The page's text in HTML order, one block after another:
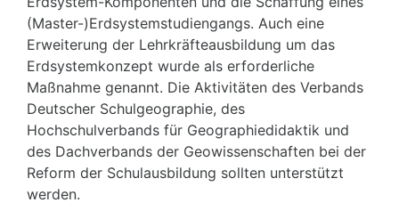
(Master-)Erdsystemstudiengangs. Auch eine
Erweiterung der Lehrkräfteausbildung um das
Erdsystemkonzept wurde als erforderliche
Maßnahme genannt. Die Aktivitäten des Verbands
Deutscher Schulgeographie, des
Hochschulverbands für Geographiedidaktik und
des Dachverbands der Geowissenschaften bei der
Reform der Schulausbildung sollten unterstützt
werden.